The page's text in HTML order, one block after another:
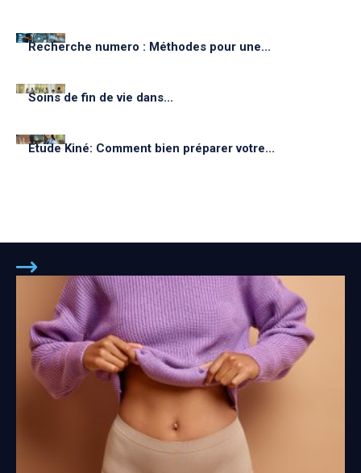
Recherche numero : Méthodes pour une...
Soins de fin de vie dans...
Étude Kiné: Comment bien préparer votre...